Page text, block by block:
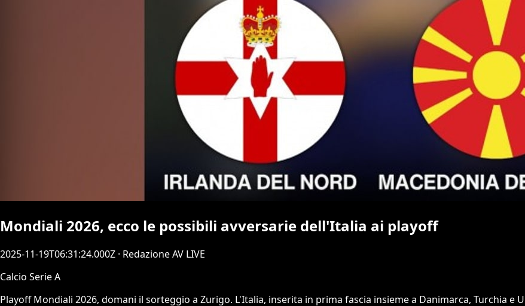
Mondiali 2026, ecco le possibili avversarie dell'Italia ai playoff
2025-11-19T06:31:24.000Z · Redazione AV LIVE
Calcio Serie A
Playoff Mondiali 2026, domani il sorteggio a Zurigo. L'Italia, inserita in prima fascia insieme a Danimarca, Turchia e